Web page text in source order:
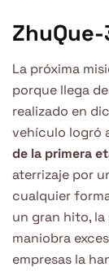
La próxima
porque llega
realizado en
vehículo logró
de la primera
aterrizaje por
cualquier
un gran hito,
maniobra
empresas la